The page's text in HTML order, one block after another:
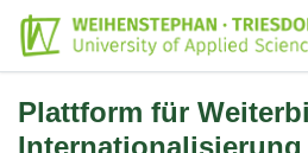
Zum Hauptinhalt
Plattform für
Internationalisierung